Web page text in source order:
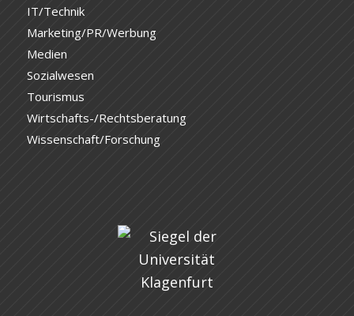
IT/Technik
Marketing/PR/Werbung
Medien
Sozialwesen
Tourismus
Wirtschafts-/Rechtsberatung
Wissenschaft/Forschung